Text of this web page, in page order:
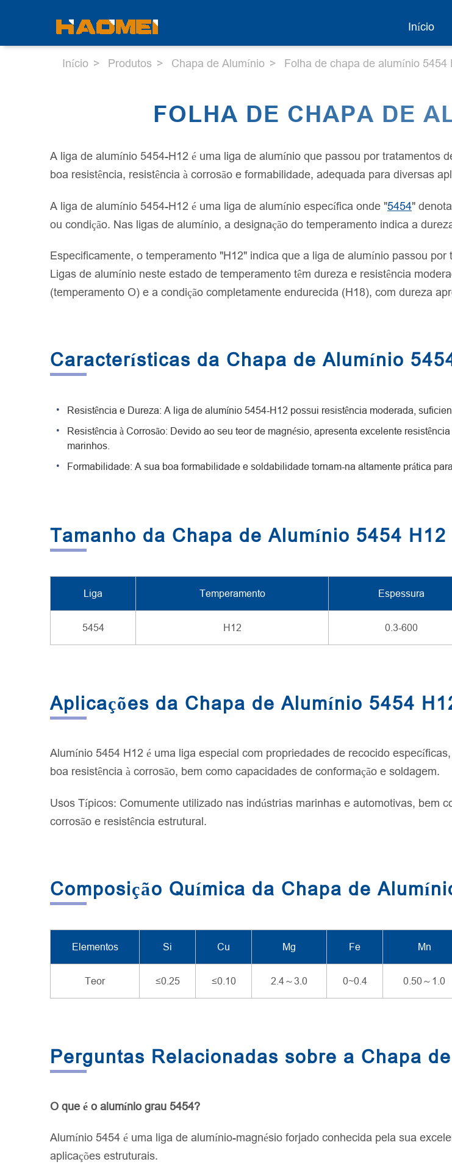
Início
Início Produtos Chapa de Alumínio Folha de chapa de alumínio 5454
FOLHA DE CHAPA DE
A liga de alumínio 5454-H12 é uma liga de alumínio que passou por tratamentos
boa resistência, resistência à corrosão e formabilidade, adequada para diversas
A liga de alumínio 5454-H12 é uma liga de alumínio específica onde "5454"
ou condição. Nas ligas de alumínio, a designação do temperamento indica a
Especificamente, o temperamento "H12" indica que a liga de alumínio passou
Ligas de alumínio neste estado de temperamento têm dureza e resistência
(temperamento O) e a condição completamente endurecida (H18), com dureza
Características da Chapa de Alumínio
Resistência e Dureza: A liga de alumínio 5454-H12 possui resistência moderada,
Resistência à Corrosão: Devido ao seu teor de magnésio, apresenta excelente
marinhos.
Formabilidade: A sua boa formabilidade e soldabilidade tornam-na altamente prática
Tamanho da Chapa de Alumínio 5454 H12
Liga Temperamento Espessura
5454 H12 0.3-600
Aplicações da Chapa de Alumínio 5454
Alumínio 5454 H12 é uma liga especial com propriedades de recocido
boa resistência à corrosão, bem como capacidades de conformação e soldagem.
Usos Típicos: Comumente utilizado nas indústrias marinhas e automotivas, bem
corrosão e resistência estrutural.
Composição Química da Chapa de
Elementos Si Cu Mg Fe Mn
Teor ≤0.25 ≤0.10 2.4～3.0 0~0.4 0.50～1.0
Perguntas Relacionadas sobre a Chapa
O que é o alumínio grau 5454?
Alumínio 5454 é uma liga de alumínio-magnésio forjado conhecida pela sua
aplicações estruturais.